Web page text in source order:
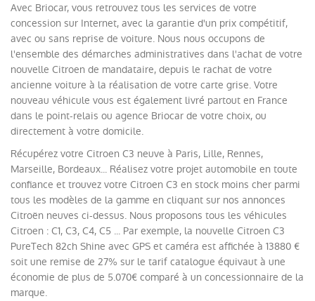
Avec Briocar, vous retrouvez tous les services de votre
concession sur Internet, avec la garantie d'un prix compétitif,
avec ou sans reprise de voiture. Nous nous occupons de
l'ensemble des démarches administratives dans l'achat de votre
nouvelle Citroen de mandataire, depuis le rachat de votre
ancienne voiture à la réalisation de votre carte grise. Votre
nouveau véhicule vous est également livré partout en France
dans le point-relais ou agence Briocar de votre choix, ou
directement à votre domicile.
Récupérez votre Citroen C3 neuve à Paris, Lille, Rennes,
Marseille, Bordeaux... Réalisez votre projet automobile en toute
confiance et trouvez votre Citroen C3 en stock moins cher parmi
tous les modèles de la gamme en cliquant sur nos annonces
Citroën neuves ci-dessus. Nous proposons tous les véhicules
Citroen : C1, C3, C4, C5 ... Par exemple, la nouvelle Citroen C3
PureTech 82ch Shine avec GPS et caméra est affichée à 13880 €
soit une remise de 27% sur le tarif catalogue équivaut à une
économie de plus de 5.070€ comparé à un concessionnaire de la
marque.